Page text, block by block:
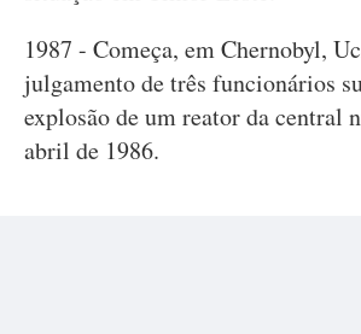
1987 - Começa, em Chernobyl,
julgamento de três funcionários
explosão de um reator da central
abril de 1986.